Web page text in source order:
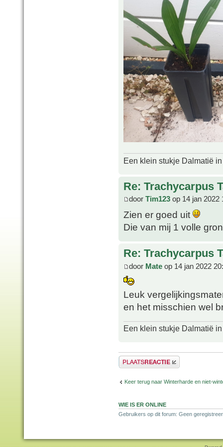
Een klein stukje Dalmatië
Re: Trachycarpus
door Tim123 op 14 jan 2022
Zien er goed uit
Die van mij 1 volle
Re: Trachycarpus
door Mate op 14 jan 2022
Leuk
en het misschien wel
Een klein stukje Dalmatië
Plaats een reactie
Keer terug naar Winterharde en niet-
WIE IS ER ONLINE
Gebruikers op dit forum: Geen